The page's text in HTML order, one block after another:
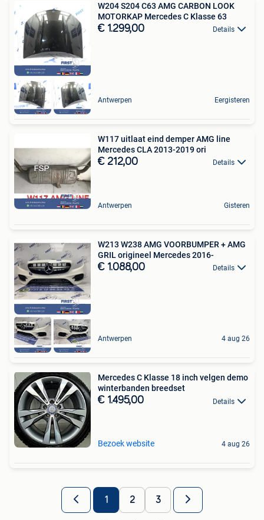
W204 S204 C63 AMG CARBON LOOK
MOTORKAP Mercedes C Klasse 63
€ 1.299,00 Details
Antwerpen Eergisteren
W117 uitlaat eind demper AMG line
Mercedes CLA 2013-2019 ori
€ 212,00 Details
Antwerpen Gisteren
W213 W238 AMG VOORBUMPER + AMG
GRIL origineel Mercedes 2016-
€ 1.088,00 Details
Antwerpen 4 aug 26
Mercedes C Klasse 18 inch velgen demo
winterbanden breedset
€ 1.495,00 Details
Bezoek website 4 aug 26
1 2 3